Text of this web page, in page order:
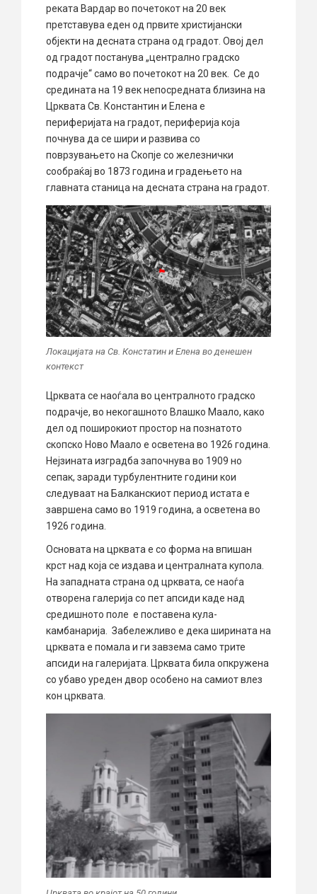
реката Вардар во почетокот на 20 век
претставува еден од првите христијански
објекти на десната страна од градот. Овој дел
од градот постанува „централно градско
подрачје“ само во почетокот на 20 век. Се до
средината на 19 век непосредната близина на
Црквата Св. Константин и Елена е
периферијата на градот, периферија која
почнува да се шири и развива со
поврзувањето на Скопје со железнички
сообраќај во 1873 година и градењето на
главната станица на десната страна на градот.
Локацијата на Св. Констатин и Елена во денешен
контекст
Црквата се наоѓала во централното градско
подрачје, во некогашното Влашко Маало, како
дел од поширокиот простор на познатото
скопско Ново Маало е осветена во 1926 година.
Нејзината изградба започнува во 1909 но
сепак, заради турбулентните години кои
следуваат на Балканскиот период истата е
завршена само во 1919 година, а осветена во
1926 година.
Основата на црквата е со форма на впишан
крст над која се издава и централната купола.
На западната страна од црквата, се наоѓа
отворена галерија со пет апсиди каде над
средишното поле е поставена кула-
камбанарија. Забележливо е дека ширината на
црквата е помала и ги завзема само трите
апсиди на галеријата. Црквата била опкружена
со убаво уреден двор особено на самиот влез
кон црквата.